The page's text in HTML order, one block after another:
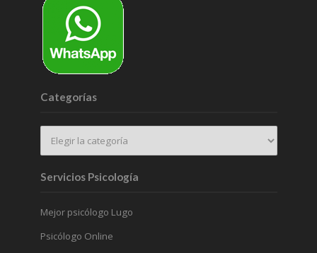
Categorías
Servicios Psicología
Mejor psicólogo Lugo
Psicólogo Online